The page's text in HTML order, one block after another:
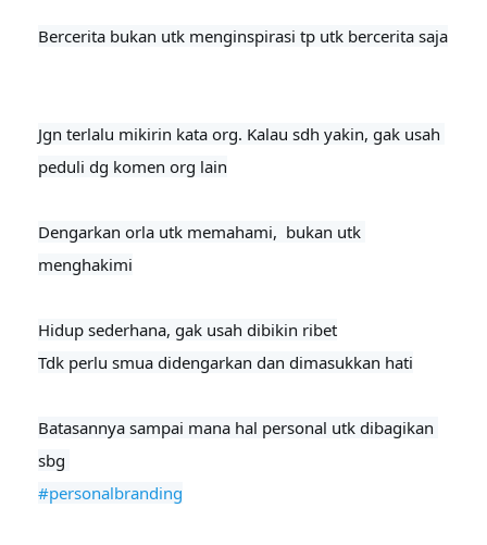
Bercerita bukan utk menginspirasi tp utk bercerita saja
Jgn terlalu mikirin kata org. Kalau sdh yakin, gak usah
peduli dg komen org lain
Dengarkan orla utk memahami,  bukan utk
menghakimi
Hidup sederhana, gak usah dibikin ribet
Tdk perlu smua didengarkan dan dimasukkan hati
Batasannya sampai mana hal personal utk dibagikan
#personalbranding